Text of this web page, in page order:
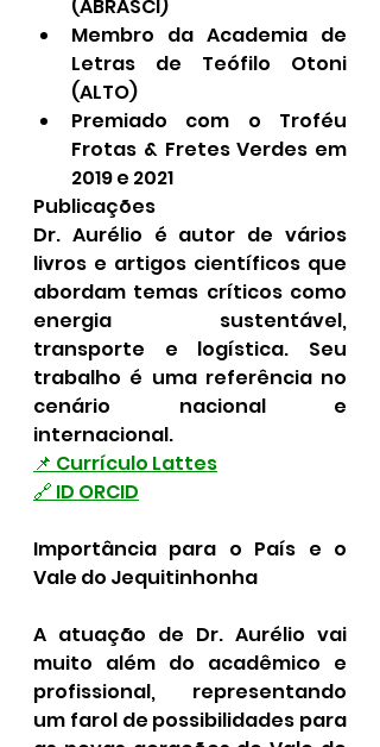
(ABRASCI)
Membro da Academia de
Letras de Teófilo Otoni
(ALTO)
Premiado com o Troféu
Frotas & Fretes Verdes em
2019 e 2021
Publicações
Dr. Aurélio é autor de vários
livros e artigos científicos que
abordam temas críticos como
energia sustentável,
transporte e logística. Seu
trabalho é uma referência no
cenário nacional e
internacional.
📌 Currículo Lattes
🔗 ID ORCID
Importância para o País e o
Vale do Jequitinhonha
A atuação de Dr. Aurélio vai
muito além do acadêmico e
profissional, representando
um farol de possibilidades para